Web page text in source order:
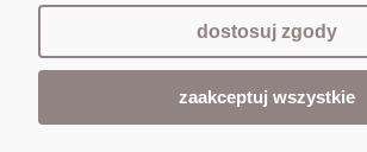
Sklep internetowy Shoper.pl
dostosuj zgody
zaakceptuj wszystkie